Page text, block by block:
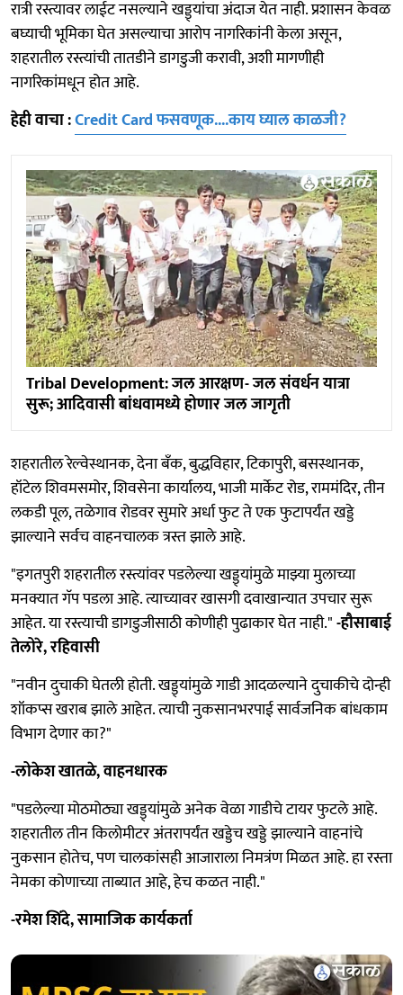
रात्री रस्त्यावर लाईट नसल्याने खड्ड्यांचा अंदाज येत नाही. प्रशासन केवळ
बघ्याची भूमिका घेत असल्याचा आरोप नागरिकांनी केला असून,
शहरातील रस्त्यांची तातडीने डागडुजी करावी, अशी मागणीही
नागरिकांमधून होत आहे.
हेही वाचा :Credit Card फसवणूक....काय घ्याल काळजी?
Tribal Development: जल आरक्षण- जल संवर्धन यात्रा
सुरू; आदिवासी बांधवामध्ये होणार जल जागृती
शहरातील रेल्वेस्थानक, देना बॅंक, बुद्धविहार, टिकापुरी, बसस्थानक,
हॉटेल शिवमसमोर, शिवसेना कार्यालय, भाजी मार्केट रोड, राममंदिर, तीन
लकडी पूल, तळेगाव रोडवर सुमारे अर्धा फुट ते एक फुटापर्यंत खड्डे
झाल्याने सर्वच वाहनचालक त्रस्त झाले आहे.
"इगतपुरी शहरातील रस्त्यांवर पडलेल्या खड्ड्यांमुळे माझ्या मुलाच्या
मनक्यात गॅप पडला आहे. त्याच्यावर खासगी दवाखान्यात उपचार सुरू
आहेत. या रस्त्याची डागडुजीसाठी कोणीही पुढाकार घेत नाही."-हौसाबाई
तेलोरे, रहिवासी
"नवीन दुचाकी घेतली होती. खड्ड्यांमुळे गाडी आदळल्याने दुचाकीचे दोन्ही
शॉकप्स खराब झाले आहेत. त्याची नुकसानभरपाई सार्वजनिक बांधकाम
विभाग देणार का?"
-लोकेश खातळे, वाहनधारक
"पडलेल्या मोठमोठ्या खड्ड्यांमुळे अनेक वेळा गाडीचे टायर फुटले आहे.
शहरातील तीन किलोमीटर अंतरापर्यंत खड्डेच खड्डे झाल्याने वाहनांचे
नुकसान होतेच, पण चालकांसही आजाराला निमत्रंण मिळत आहे. हा रस्ता
नेमका कोणाच्या ताब्यात आहे, हेच कळत नाही."
-रमेश शिंदे, सामाजिक कार्यकर्ता